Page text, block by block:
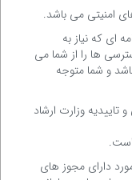
امنیتی می باشد.
ای که نیاز به
ها را از شما می
و شما متوجه
و تاییدیه وزارت ارشاد
دارای مجوز های